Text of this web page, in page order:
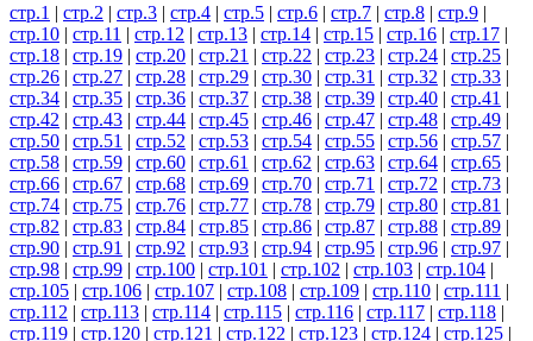
стр.1 | стр.2 | стр.3 | стр.4 | стр.5 | стр.6 | стр.7 | стр.8 | стр.9 |
стр.10 | стр.11 | стр.12 | стр.13 | стр.14 | стр.15 | стр.16 | стр.17 |
стр.18 | стр.19 | стр.20 | стр.21 | стр.22 | стр.23 | стр.24 | стр.25 |
стр.26 | стр.27 | стр.28 | стр.29 | стр.30 | стр.31 | стр.32 | стр.33 |
стр.34 | стр.35 | стр.36 | стр.37 | стр.38 | стр.39 | стр.40 | стр.41 |
стр.42 | стр.43 | стр.44 | стр.45 | стр.46 | стр.47 | стр.48 | стр.49 |
стр.50 | стр.51 | стр.52 | стр.53 | стр.54 | стр.55 | стр.56 | стр.57 |
стр.58 | стр.59 | стр.60 | стр.61 | стр.62 | стр.63 | стр.64 | стр.65 |
стр.66 | стр.67 | стр.68 | стр.69 | стр.70 | стр.71 | стр.72 | стр.73 |
стр.74 | стр.75 | стр.76 | стр.77 | стр.78 | стр.79 | стр.80 | стр.81 |
стр.82 | стр.83 | стр.84 | стр.85 | стр.86 | стр.87 | стр.88 | стр.89 |
стр.90 | стр.91 | стр.92 | стр.93 | стр.94 | стр.95 | стр.96 | стр.97 |
стр.98 | стр.99 | стр.100 | стр.101 | стр.102 | стр.103 | стр.104 |
стр.105 | стр.106 | стр.107 | стр.108 | стр.109 | стр.110 | стр.111 |
стр.112 | стр.113 | стр.114 | стр.115 | стр.116 | стр.117 | стр.118 |
стр.119 | стр.120 | стр.121 | стр.122 | стр.123 | стр.124 | стр.125 |